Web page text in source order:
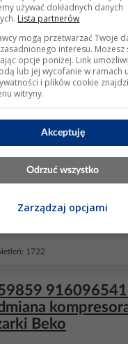
597
powietrza
ciepła gorące powietrze
chłodniczy jak w lodówce
ten ochładza powietrze,
na skraplaczu.
tak to czy jedna rurka
kompresora, nieszczelności...
1722
Beko
używać dokładnych danych
Lista partnerów
mogą przetwarzać Twoje
interesu. Możesz
opcje poniżej. Link
lub jej wycofanie w ramach
i plików cookie
witryny.
Akceptuję
Odrzuć wszystko
Zarządzaj opcjami